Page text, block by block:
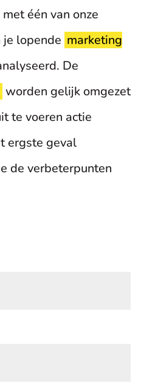
één van onze
lopende marketing
De
worden gelijk omgezet
te voeren actie
ergste geval
de verbeterpunten